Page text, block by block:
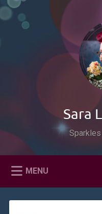
Naar
inhoud
Zoeken
Sara
MENU